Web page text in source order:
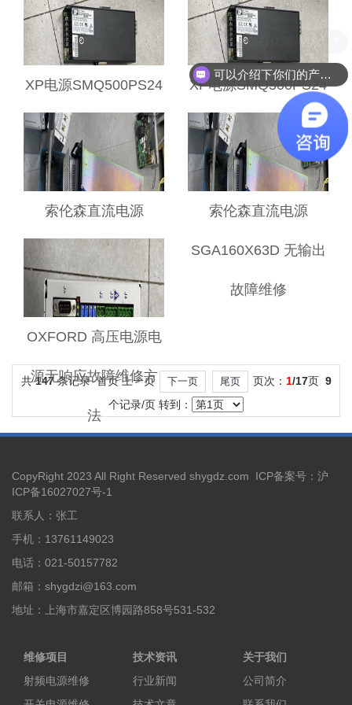
障维修
XP电源SMQ500PS24
启动与控制电路故障
维修
XP电源SMQ500PS24
有异响故障维修
索伦森直流电源
SGA160X63D频繁触
发过载故障维修
索伦森直流电源
SGA160X63D 无输出
故障维修
OXFORD 高压电源电
源无响应故障维修方
法
共147条记录 首页 上一页 下一页 尾页 页次： 1/17页 9
个记录/页 转到：
CopyRight 2023 All Right Reserved shygdz.com ICP备案号： 沪
ICP备16027027号-1
联系人：张工
手机：13761149023
电话：021-50157782
邮箱：shygdzi@163.com
地址：上海市嘉定区博园路858号531-532
维修项目
射频电源维修
技术资讯
行业新闻
关于我们
公司简介
可以介绍下你们的产品么？
现在有优惠活动么？